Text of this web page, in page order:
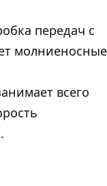
передач с
молниеносные
всего